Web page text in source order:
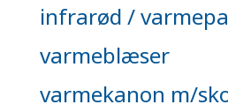
infrarød /
varmeblæser
varmekanon m/